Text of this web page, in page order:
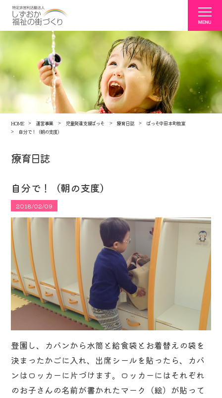
HOME 運営事業 児童発達支援ぱっそ 療育日誌
ぱっそ中田本町教室
自分で！（朝の支度）
療育日誌
自分で！（朝の支度）
2018/02/09
登園し、カバンから水筒と給食袋とお着替えの袋を
決まったかごに入れ、出席シールを貼ったら、カバ
ンはロッカーに片づけます。ロッカーにはそれぞれ
のお子さんの名前が書かれたマーク（絵）が貼って